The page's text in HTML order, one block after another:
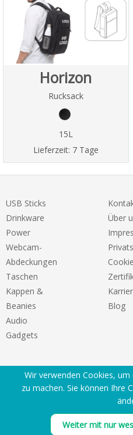
Horizon
Rucksack
15L
Lieferzeit: 7 Tage
USB Sticks
Drinkware
Power
Webcam-
Abdeckungen
Taschen
Kappen &
Beanies
Audio
Gadgets
Über
Blog
Sie
Wir verwenden Cookies,
zu machen. Sie können Ihre
Weiter mit nur